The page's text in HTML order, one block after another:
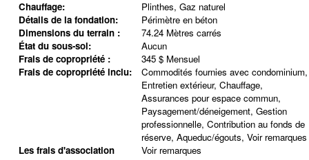
Chauffage:
Plinthes, Gaz naturel
Détails de la fondation:
Périmètre en béton
Dimensions du terrain :
74.24 Mètres carrés
État du sous-sol:
Aucun
Frais de copropriété :
345 $ Mensuel
Frais de copropriété inclu:
Commodités fournies avec condominium,
Entretien extérieur, Chauffage,
Assurances pour espace commun,
Paysagement/déneigement, Gestion
professionnelle, Contribution au fonds de
réserve, Aqueduc/égouts, Voir remarques
Les frais d'association
Voir remarques